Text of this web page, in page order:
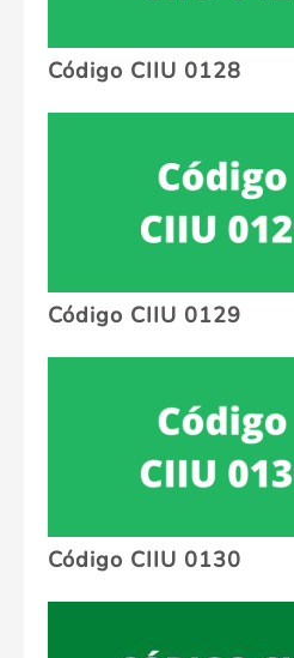
Código CIIU 0128
Código CIIU 0129
Código CIIU 0130